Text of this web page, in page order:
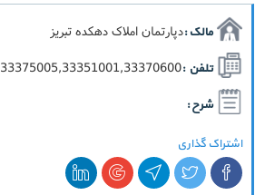
مالک :دپارتمان املاک دهکده تبریز
تلفن :33375005,33351001,33370600
شرح :
اشتراک گذاری